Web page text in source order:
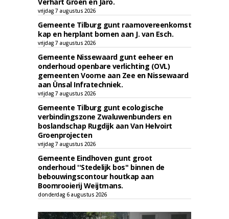
vrijdag 7 augustus 2026
Gemeente Tilburg gunt raamovereenkomst
kap en herplant bomen aan J. van Esch.
vrijdag 7 augustus 2026
Gemeente Nissewaard gunt eeheer en
onderhoud openbare verlichting (OVL)
gemeenten Voorne aan Zee en Nissewaard
aan Ünsal Infratechniek.
vrijdag 7 augustus 2026
Gemeente Tilburg gunt ecologische
verbindingszone Zwaluwenbunders en
boslandschap Rugdijk aan Van Helvoirt
Groenprojecten
vrijdag 7 augustus 2026
Gemeente Eindhoven gunt groot
onderhoud ''Stedelijk bos'' binnen de
bebouwingscontour houtkap aan
Boomrooierij Weijtmans.
donderdag 6 augustus 2026